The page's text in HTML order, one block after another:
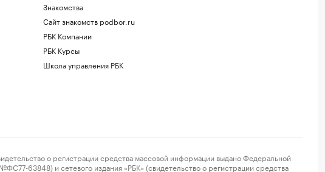
Знакомства
Сайт знакомств podbor.ru
РБК Компании
РБК Курсы
Школа управления РБК
о регистрации средства массовой информации выдано Федеральной
63848) и сетевого издания «РБК» (свидетельство о регистрации средства